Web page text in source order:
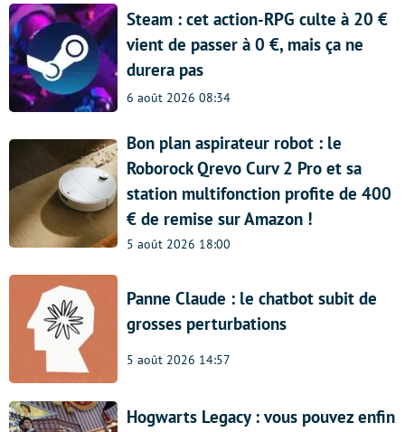
Steam : cet action-RPG culte à 20 €
vient de passer à 0 €, mais ça ne
durera pas
6 août 2026 08:34
Bon plan aspirateur robot : le
Roborock Qrevo Curv 2 Pro et sa
station multifonction profite de 400
€ de remise sur Amazon !
5 août 2026 18:00
Panne Claude : le chatbot subit de
grosses perturbations
5 août 2026 14:57
Hogwarts Legacy : vous pouvez enfin